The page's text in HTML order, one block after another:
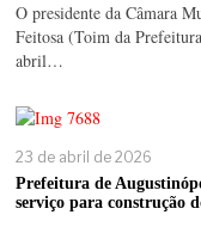
O presidente da Câmara
Feitosa (Toim da
abril…
23 de abril de 2026
Prefeitura de
serviço para construção